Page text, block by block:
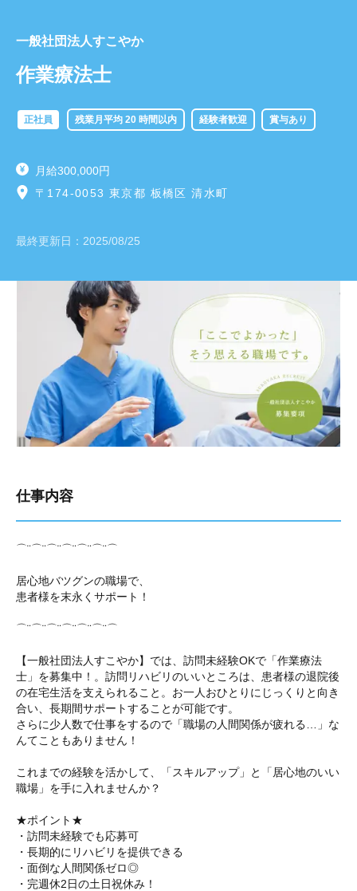
一般社団法人すこやか
作業療法士
正社員 残業月平均 20 時間以内 経験者歓迎 賞与あり
月給300,000円
〒174-0053 東京都 板橋区 清水町
最終更新日： 2025/08/25
仕事内容
⌒¨⌒¨⌒¨⌒¨⌒¨⌒¨⌒
居心地バツグンの職場で、
患者様を末永くサポート！
⌒¨⌒¨⌒¨⌒¨⌒¨⌒¨⌒
【一般社団法人すこやか】では、訪問未経験OKで「作業療法
士」を募集中！。訪問リハビリのいいところは、患者様の退院後
の在宅生活を支えられること。お一人おひとりにじっくりと向き
合い、長期間サポートすることが可能です。
さらに少人数で仕事をするので「職場の人間関係が疲れる…」な
んてこともありません！
これまでの経験を活かして、「スキルアップ」と「居心地のいい
職場」を手に入れませんか？
★ポイント★
・訪問未経験でも応募可
・長期的にリハビリを提供できる
・面倒な人間関係ゼロ◎
・完週休2日の土日祝休み！